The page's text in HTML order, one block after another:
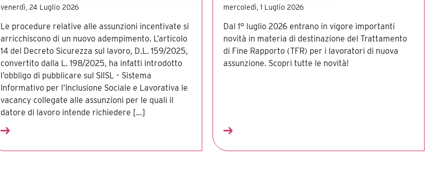
venerdì, 24 Luglio 2026
Le procedure relative alle assunzioni incentivate si
arricchiscono di un nuovo adempimento. L’articolo
14 del Decreto Sicurezza sul lavoro, D.L. 159/2025,
convertito dalla L. 198/2025, ha infatti introdotto
l’obbligo di pubblicare sul SIISL – Sistema
Informativo per l’Inclusione Sociale e Lavorativa le
vacancy collegate alle assunzioni per le quali il
datore di lavoro intende richiedere […]
mercoledì, 1 Luglio 2026
Dal 1° luglio 2026 entrano in vigore importanti
novità in materia di destinazione del Trattamento
di Fine Rapporto (TFR) per i lavoratori di nuova
assunzione. Scopri tutte le novità!